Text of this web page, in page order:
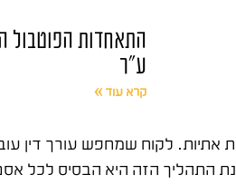
התאחדות הפוטבול
ע"ר
קרא עוד »
אתיות. לקוח שמחפש עורך דין
התהליך הזה היא הבסיס לכל